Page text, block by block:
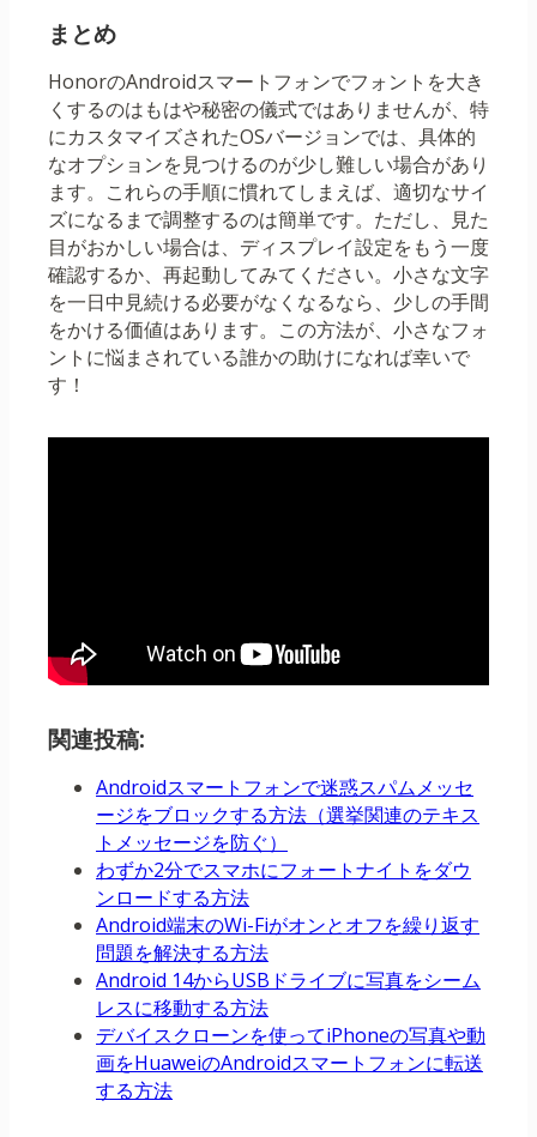
まとめ
HonorのAndroidスマートフォンでフォントを大き
くするのはもはや秘密の儀式ではありませんが、特
にカスタマイズされたOSバージョンでは、具体的
なオプションを見つけるのが少し難しい場合があり
ます。これらの手順に慣れてしまえば、適切なサイ
ズになるまで調整するのは簡単です。ただし、見た
目がおかしい場合は、ディスプレイ設定をもう一度
確認するか、再起動してみてください。小さな文字
を一日中見続ける必要がなくなるなら、少しの手間
をかける価値はあります。この方法が、小さなフォ
ントに悩まされている誰かの助けになれば幸いで
す！
関連投稿:
Androidスマートフォンで迷惑スパムメッセ
ージをブロックする方法（選挙関連のテキス
トメッセージを防ぐ）
わずか2分でスマホにフォートナイトをダウ
ンロードする方法
Android端末のWi-Fiがオンとオフを繰り返す
問題を解決する方法
Android 14からUSBドライブに写真をシーム
レスに移動する方法
デバイスクローンを使ってiPhoneの写真や動
画をHuaweiのAndroidスマートフォンに転送
する方法